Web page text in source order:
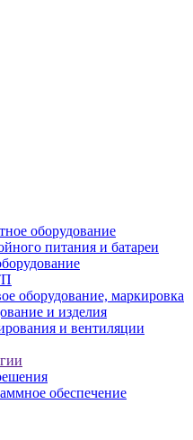
оборудование
питания и батареи
оборудование, маркировка
и изделия
и вентиляции
обеспечение